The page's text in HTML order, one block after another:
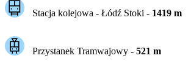
Stacja kolejowa - Łódź Stoki - 1419m
Przystanek Tramwajowy - 521 m